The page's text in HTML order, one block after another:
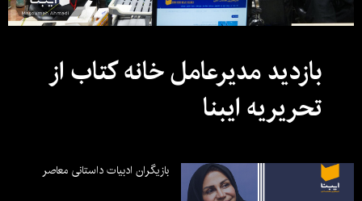
بازدید مدیرعامل خانه کتاب از
تحریریه ایبنا
بازیگران ادبیات داستانی معاصر